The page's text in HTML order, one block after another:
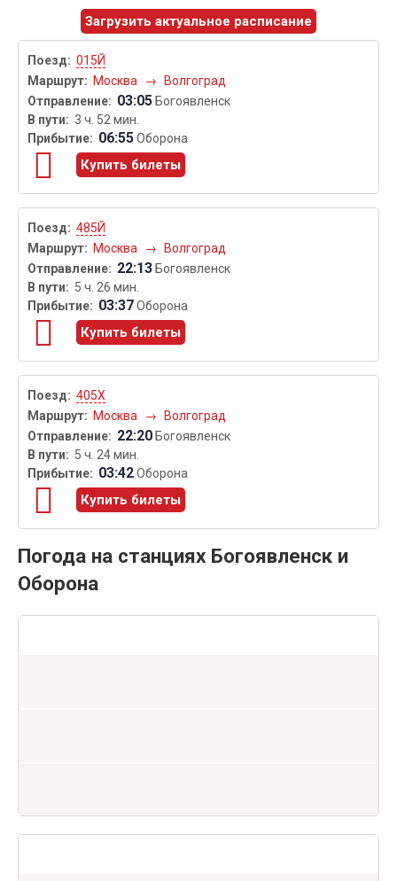
Загрузить актуальное расписание
015Й
Москва
→ Волгоград
03:05 Богоявленск
3 ч. 52 мин.
06:55Оборона
Купить билеты
485Й
Москва
→ Волгоград
22:13 Богоявленск
5 ч. 26 мин.
03:37Оборона
Купить билеты
405Х
Москва
→ Волгоград
22:20 Богоявленск
5 ч. 24 мин.
03:42Оборона
Купить билеты
Погода на станциях Богоявленск и
Оборона